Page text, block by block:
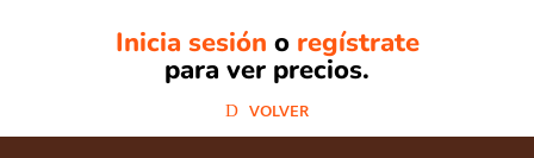
Inicia sesión o regístrate
para ver precios.
VOLVER